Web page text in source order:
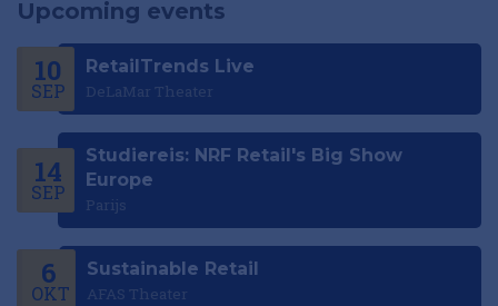
Upcoming events
10
SEP
RetailTrends Live
DeLaMar Theater
14
SEP
Studiereis: NRF Retail's Big Show
Europe
Parijs
6
OKT
Sustainable Retail
AFAS Theater